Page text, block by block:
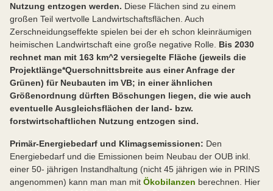
Nutzung entzogen werden. Diese Flächen sind zu einem
großen Teil wertvolle Landwirtschaftsflächen. Auch
Zerschneidungseffekte spielen bei der eh schon kleinräumigen
heimischen Landwirtschaft eine große negative Rolle. Bis 2030
rechnet man mit 163 km^2 versiegelte Fläche (jeweils die
Projektlänge*Querschnittsbreite aus einer Anfrage der
Grünen) für Neubauten im VB; in einer ähnlichen
Größenordnung dürften Böschungen liegen, die wie auch
eventuelle Ausgleichsflächen der land- bzw.
forstwirtschaftlichen Nutzung entzogen sind.
Primär-Energiebedarf und Klimagsemissionen: Den
Energiebedarf und die Emissionen beim Neubau der OUB inkl.
einer 50- jährigen Instandhaltung (nicht 45 jährigen wie in PRINS
angenommen) kann man man mit Ökobilanzen berechnen. Hier